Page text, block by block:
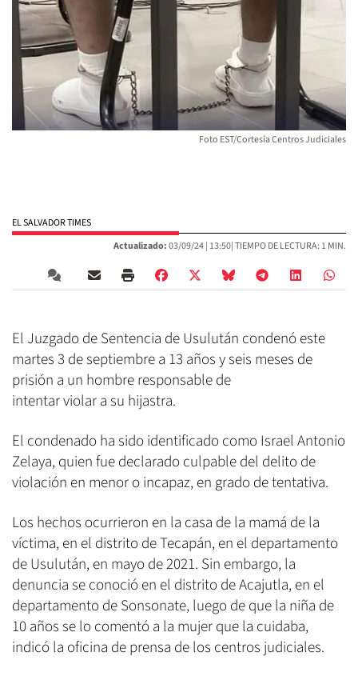
Foto EST/Cortesía Centros Judiciales
EL SALVADOR TIMES
Actualizado:03/09/24 | 13:50| TIEMPO DE LECTURA: 1 MIN.
El Juzgado de Sentencia de Usulután condenó este
martes 3 de septiembre a 13 años y seis meses de
prisión a un hombre responsable de
intentar violar a su hijastra.
El condenado ha sido identificado como Israel Antonio
Zelaya, quien fue declarado culpable del delito de
violación en menor o incapaz, en grado de tentativa.
Los hechos ocurrieron en la casa de la mamá de la
víctima, en el distrito de Tecapán, en el departamento
de Usulután, en mayo de 2021. Sin embargo, la
denuncia se conoció en el distrito de Acajutla, en el
departamento de Sonsonate, luego de que la niña de
10 años se lo comentó a la mujer que la cuidaba,
indicó la oficina de prensa de los centros judiciales.